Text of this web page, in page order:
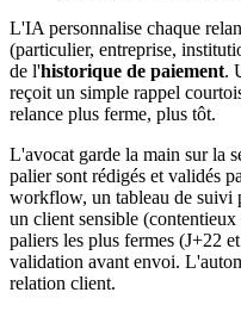
L'IA personnalise chaque
(particulier, entreprise,
de l'historique de paiement.
reçoit un simple rappel
relance plus ferme, plus tôt.
L'avocat garde la main sur la
palier sont rédigés et validés
workflow, un tableau de suivi
un client sensible
paliers les plus fermes (J+22
validation avant envoi.
relation client.